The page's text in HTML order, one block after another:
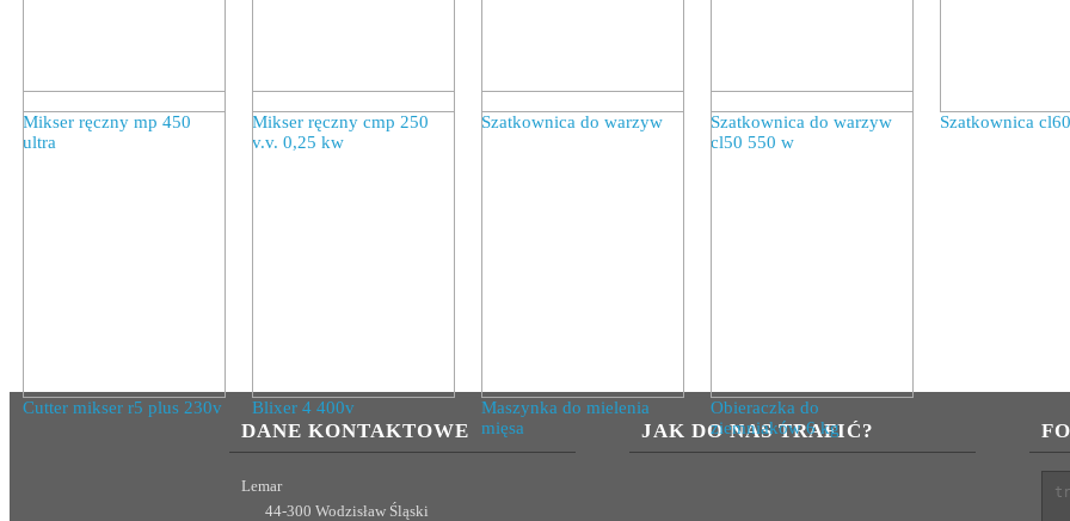
Mikser ręczny mp 450
ultra
Mikser ręczny cmp 250
v.v. 0,25 kw
Szatkownica do warzyw
Szatkownica do warzyw
cl50 550 w
Szatkownica cl60
Cutter mikser r5 plus 230v Blixer 4 400v
Maszynka do mielenia
mięsa
Obieraczka do
ziemniaków 6 kg
DANE KONTAKTOWE
Lemar
44-300 Wodzisław Śląski
JAK DO NAS TRAFIĆ?